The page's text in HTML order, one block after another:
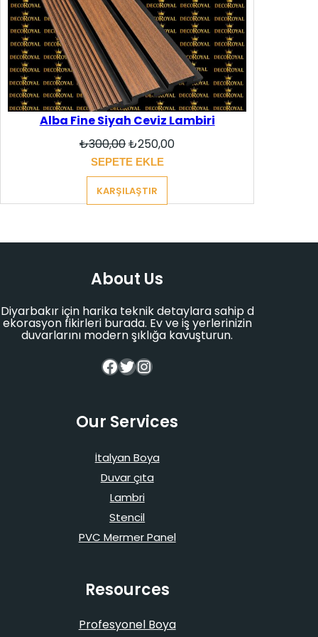
Alba Fine Siyah Ceviz Lambiri
₺300,00Orijinal
₺300,00.
₺250,00Şu
SEPETE EKLE
KARŞILAŞTIR
About Us
Diyarbakır için harika teknik detaylara sahip d
ekorasyon fikirleri burada. Ev ve iş yerlerinizin
duvarlarını modern şıklığa kavuşturun.
Facebook Twitter Instagram
Our Services
İtalyan Boya
Duvar çıta
Lambri
Stencil
PVC Mermer Panel
Resources
Profesyonel Boya